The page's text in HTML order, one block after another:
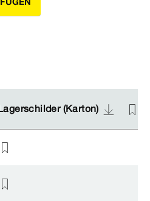
(Karton)
(Karton)